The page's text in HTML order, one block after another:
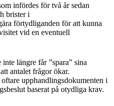
infördes för två år sedan
brister i
förtydliganden för att kunna
vid en eventuell
längre får ”spara” sina
antalet frågor ökar.
upphandlingsdokumenten i
baserat på otydliga krav.